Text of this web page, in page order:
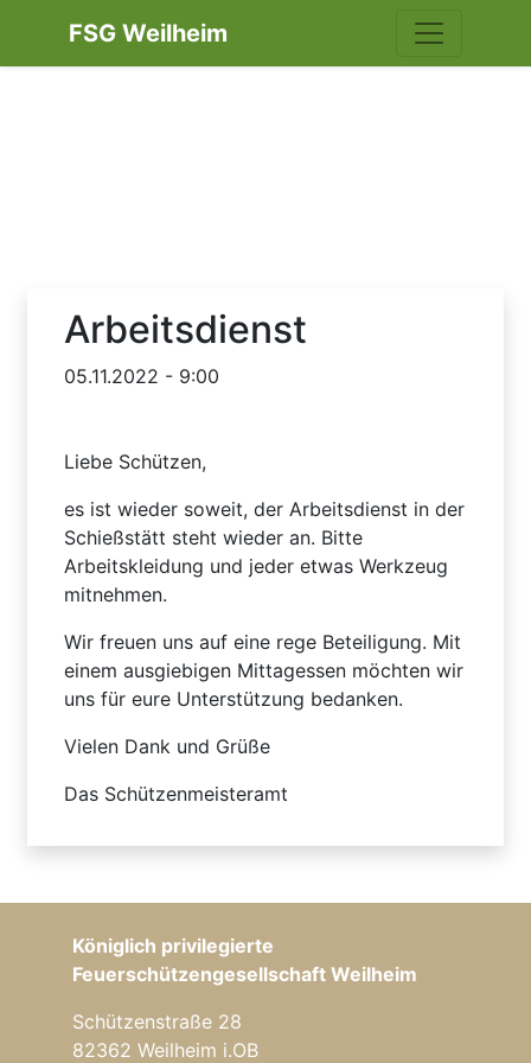
FSG Weilheim
Arbeitsdienst
05.11.2022 - 9:00
Liebe Schützen,
es ist wieder soweit, der Arbeitsdienst in der
Schießstätt steht wieder an. Bitte
Arbeitskleidung und jeder etwas Werkzeug
mitnehmen.
Wir freuen uns auf eine rege Beteiligung. Mit
einem ausgiebigen Mittagessen möchten wir
uns für eure Unterstützung bedanken.
Vielen Dank und Grüße
Das Schützenmeisteramt
Königlich privilegierte
Feuerschützengesellschaft Weilheim
Schützenstraße 28
82362 Weilheim i.OB